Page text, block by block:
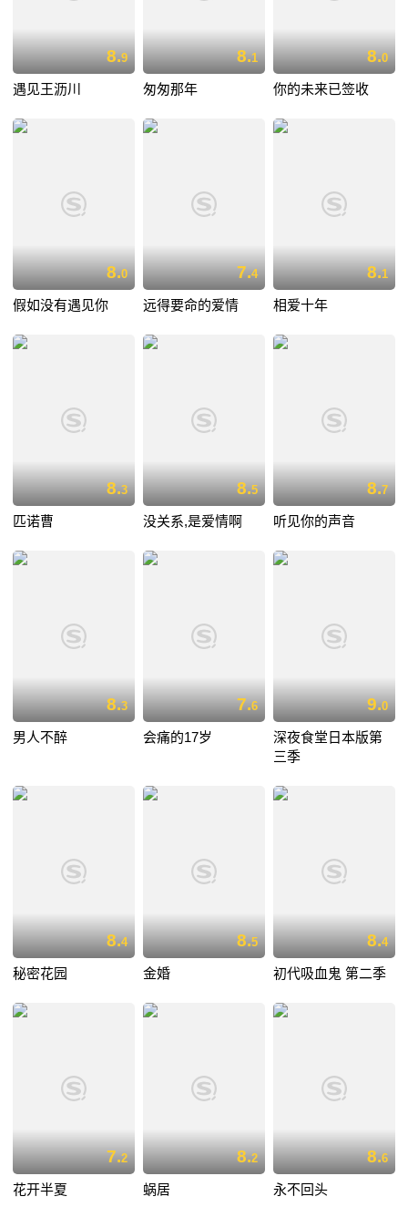
8.9
遇见王沥川
8.1
匆匆那年
8.0
你的未来已签收
8.0
假如没有遇见你
7.4
远得要命的爱情
8.1
相爱十年
8.3
匹诺曹
8.5
没关系,是爱情啊
8.7
听见你的声音
8.3
男人不醉
7.6
会痛的17岁
9.0
深夜食堂日本版第
三季
8.4
秘密花园
8.5
金婚
8.4
初代吸血鬼 第二季
7.2
花开半夏
8.2
蜗居
8.6
永不回头